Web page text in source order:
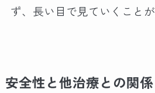
ず、長い目で見ていくことが
安全性と他治療との関係